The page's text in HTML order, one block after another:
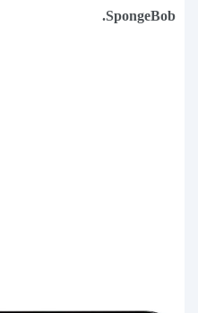
SpongeBob.